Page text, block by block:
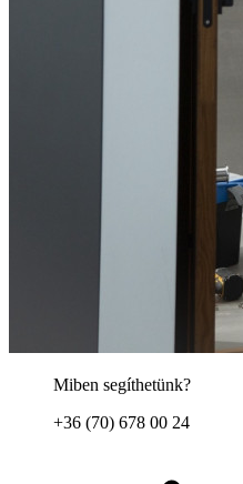
Miben segíthetünk?
+36 (70) 678 00 24